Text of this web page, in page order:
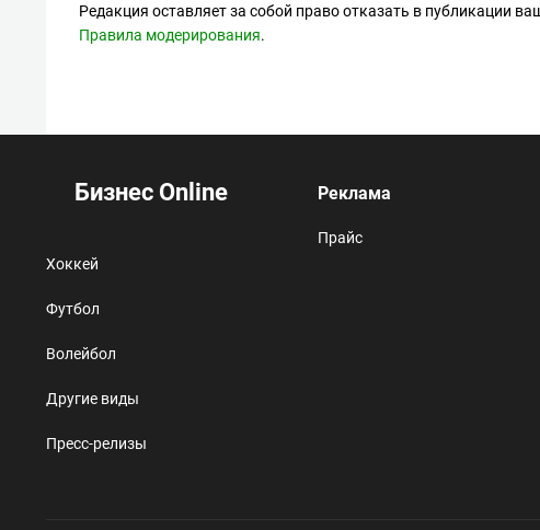
Редакция оставляет за собой право отказать в публикации
Правила модерирования.
Бизнес Online
Хоккей
Футбол
Волейбол
Другие виды
Пресс-релизы
Реклама
Прайс